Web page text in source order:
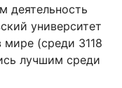
деятельность
университет
мире (среди 3118
лучшим среди